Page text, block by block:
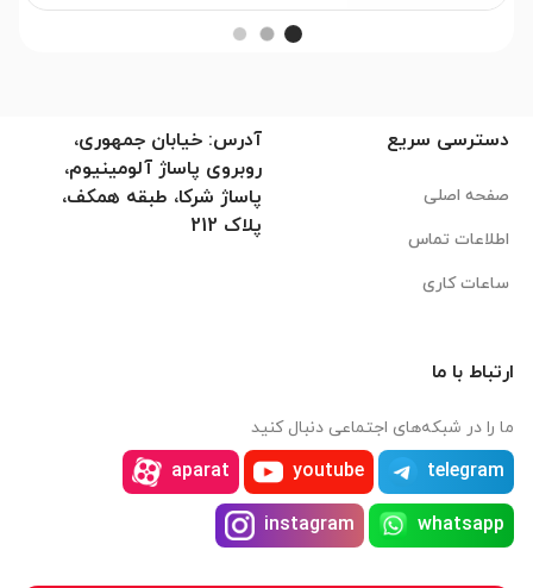
دسترسی سریع
صفحه اصلی
اطلاعات تماس
ساعات کاری
آدرس: خیابان جمهوری،
روبروی پاساژ آلومینیوم،
پاساژ شرکا، طبقه همکف،
پلاک 212
ارتباط با ما
ما را در شبکه‌های اجتماعی دنبال کنید
telegram
youtube
aparat
whatsapp
instagram